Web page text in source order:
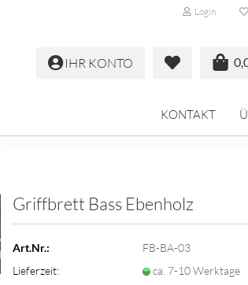
Login
IHR KONTO
KONTAKT
Griffbrett Bass Ebenholz
Art.Nr.:
FB-BA-03
Lieferzeit:
ca. 7-10 Werktage